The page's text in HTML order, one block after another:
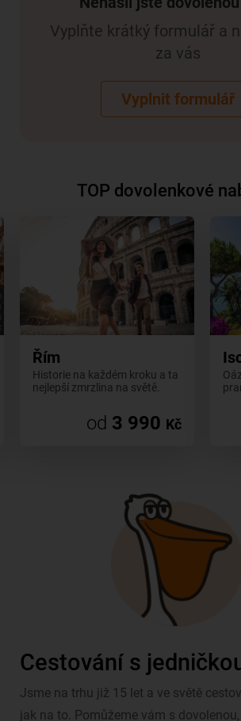
Vyplňte krátký formulář a
za vás
Vyplnit formulář
TOP dovolenkové
Řím
Historie na každém kroku a ta
nejlepší zmrzlina na světě.
od 3 990 Kč
Cestování s
Jsme na trhu již 15 let a ve světě
jak na to. Pomůžeme vám s